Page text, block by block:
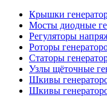
Крышки
Мосты диодные
Регуляторы
Роторы
Статоры
Узлы щёточные
Шкивы
Шкивы